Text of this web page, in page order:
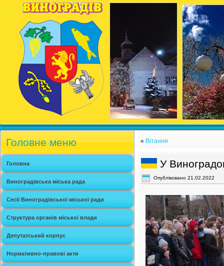
Головне меню
Головна
Виноградівська міська рада
Сесії Виноградівської міської ради
Структура органів міської влади
Депутатський корпус
Нормативно-правові акти
« Вітання
У
Опубліковано 21.02.2022